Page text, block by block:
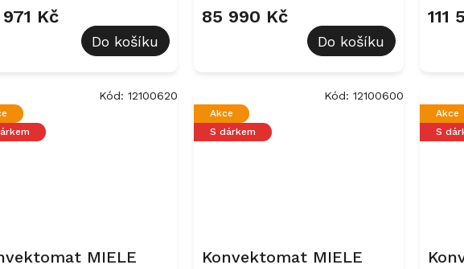
Kč
Do košíku
produktu
je
85 990 Kč
Do košíku
111
MIELE
Kód: 12100620
Akce
S dárkem
Konvektomat MIELE
Kód: 12100600
Akce
S